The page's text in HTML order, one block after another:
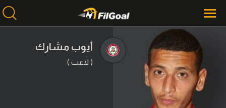
محتوى إخباري
الرئيسية
أخبار
أيوب مشارك
( لاعب )